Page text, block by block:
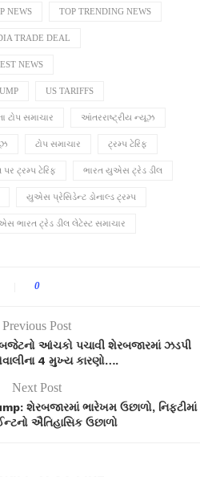
NEWS TOP TRENDING NEWS
TRADE DEAL
NEWS
US TARIFFS
ટોપ સમાચાર આંતરરાષ્ટ્રીય ન્યૂઝ
ટોપ સમાચાર ટ્રમ્પ ટેરિફ
પર ટ્રમ્પ ટેરિફ ભારત યુએસ ટ્રેડ ડીલ
યુએસ પ્રેસિડેન્ટ ડોનાલ્ડ ટ્રમ્પ
ભારત ટ્રેડ ડીલ લેટેસ્ટ સમાચાર
0
Previous Post
આંચકો પચાવી શેરબજારમાં ઝડપી
4 મુખ્ય કારણો….
Next Post
શેરબજારમાં ભારેખમ ઉછાળો, નિફ્ટીમાં
ઐતિહાસિક ઉછાળો